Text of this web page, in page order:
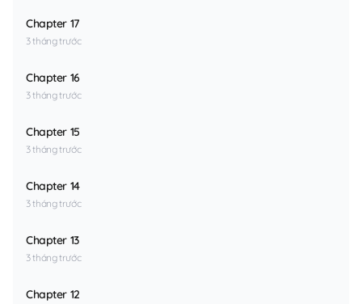
Chapter 17
3 tháng trước
Chapter 16
3 tháng trước
Chapter 15
3 tháng trước
Chapter 14
3 tháng trước
Chapter 13
3 tháng trước
Chapter 12